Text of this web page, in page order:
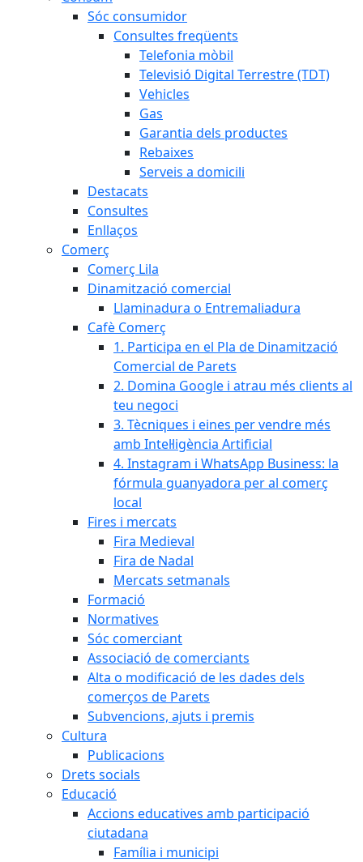
Sóc consumidor
Consultes freqüents
Telefonia mòbil
Televisió Digital Terrestre (TDT)
Vehicles
Gas
Garantia dels productes
Rebaixes
Serveis a domicili
Destacats
Consultes
Enllaços
Comerç
Comerç Lila
Dinamització comercial
Llaminadura o Entremaliadura
Cafè Comerç
1. Participa en el Pla de Dinamització
Comercial de Parets
2. Domina Google i atrau més clients al
teu negoci
3. Tècniques i eines per vendre més
amb Intel·ligència Artificial
4. Instagram i WhatsApp Business: la
fórmula guanyadora per al comerç
local
Fires i mercats
Fira Medieval
Fira de Nadal
Mercats setmanals
Formació
Normatives
Sóc comerciant
Associació de comerciants
Alta o modificació de les dades dels
comerços de Parets
Subvencions, ajuts i premis
Cultura
Publicacions
Drets socials
Educació
Accions educatives amb participació
ciutadana
Família i municipi